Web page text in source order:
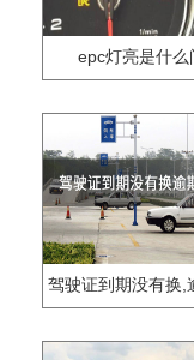
epc灯亮是什么